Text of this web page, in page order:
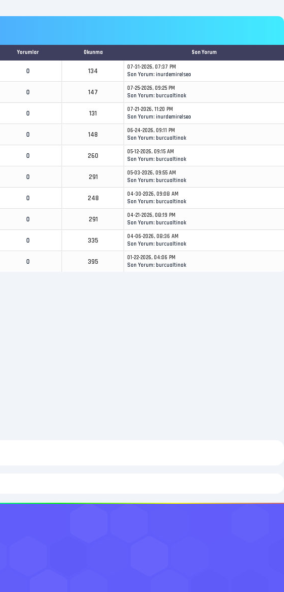
Yorumlar Okunma Son Yorum
0 134
07-31-2026, 07:37 PM
Son Yorum: inurdemirelseo
0 147
07-25-2026, 09:25 PM
Son Yorum: burcualtinok
0 131
07-21-2026, 11:20 PM
Son Yorum: inurdemirelseo
0 148
06-24-2026, 09:11 PM
Son Yorum: burcualtinok
0 260
05-12-2026, 09:15 AM
Son Yorum: burcualtinok
0 291
05-03-2026, 09:55 AM
Son Yorum: burcualtinok
0 248
04-30-2026, 09:08 AM
Son Yorum: burcualtinok
0 291
04-21-2026, 08:19 PM
Son Yorum: burcualtinok
0 335
04-06-2026, 08:36 AM
Son Yorum: burcualtinok
0 395
01-22-2026, 04:06 PM
Son Yorum: burcualtinok